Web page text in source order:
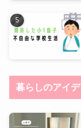
暮らしのアイ